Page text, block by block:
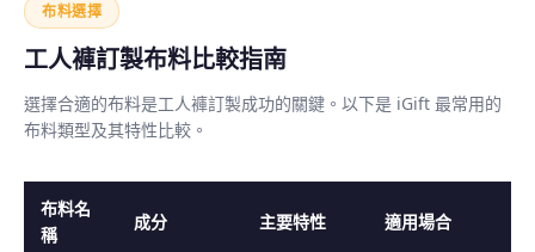
布料選擇
工人褲訂製布料比較指南
選擇合適的布料是工人褲訂製成功的關鍵。以下是 iGift 最常用的
布料類型及其特性比較。
布料名
稱
成分 主要特性 適用場合